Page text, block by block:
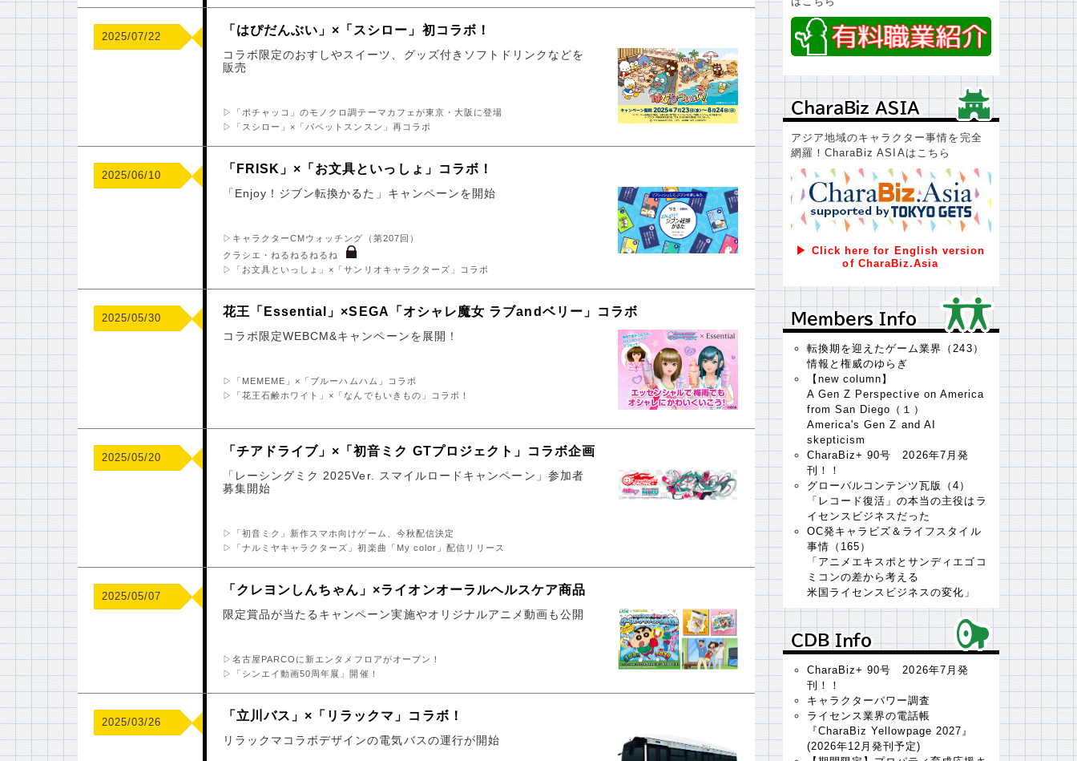
2025/07/22 「はぴだんぶい」×「スシロー」初コラボ！
コラボ限定のおすしやスイーツ、グッズ付きソフトドリンクなどを
販売
▷「ポチャッコ」のモノクロ調テーマカフェが東京・大阪に登場
▷「スシロー」×「パペットスンスン」再コラボ
2025/06/10 「FRISK」×「お文具といっしょ」コラボ！
「Enjoy！ジブン転換かるた」キャンペーンを開始
▷キャラクターCMウォッチング（第207回）
クラシエ・ねるねるねるね
▷「お文具といっしょ」×「サンリオキャラクターズ」コラボ
2025/05/30 花王「Essential」×SEGA「オシャレ魔女 ラブandベリー」コラボ
コラボ限定WEBCM&キャンペーンを展開！
▷「MEMEME」×「ブルーハムハム」コラボ
▷「花王石鹸ホワイト」×「なんでもいきもの」コラボ！
2025/05/20 「チアドライブ」×「初音ミク GTプロジェクト」コラボ企画
「レーシングミク 2025Ver. スマイルロードキャンペーン」参加者
募集開始
▷「初音ミク」新作スマホ向けゲーム、今秋配信決定
▷「ナルミヤキャラクターズ」初楽曲「My color」配信リリース
2025/05/07 「クレヨンしんちゃん」×ライオンオーラルヘルスケア商品
限定賞品が当たるキャンペーン実施やオリジナルアニメ動画も公開
▷名古屋PARCOに新エンタメフロアがオープン！
▷「シンエイ動画50周年展」開催！
2025/03/26 「立川バス」×「リラックマ」コラボ！
リラックマコラボデザインの電気バスの運行が開始
ＣｈａｒａＢｉｚ ＡＳＩＡ
ＣｈａｒａＢｉｚ ＡＳＩＡ
アジア地域のキャラクター事情を完全
網羅！CharaBiz ASIAはこちら
▶ Click here for English version
of CharaBiz.Asia
Ｍｅｍｂｅｒｓ Ｉｎｆｏ
Ｍｅｍｂｅｒｓ Ｉｎｆｏ
転換期を迎えたゲーム業界（243）
情報と権威のゆらぎ
【new column】
A Gen Z Perspective on America
from San Diego（１）
America's Gen Z and AI
skepticism
CharaBiz+ 90号 2026年7月発
刊！！
グローバルコンテンツ瓦版（4）
「レコード復活」の本当の主役はラ
イセンスビジネスだった
OC発キャラビズ＆ライフスタイル
事情（165）
「アニメエキスポとサンディエゴコ
ミコンの差から考える
米国ライセンスビジネスの変化」
ＣＤＢ Ｉｎｆｏ
ＣＤＢ Ｉｎｆｏ
CharaBiz+ 90号 2026年7月発
刊！！
キャラクターパワー調査
ライセンス業界の電話帳
『CharaBiz Yellowpage 2027』
(2026年12月発刊予定)